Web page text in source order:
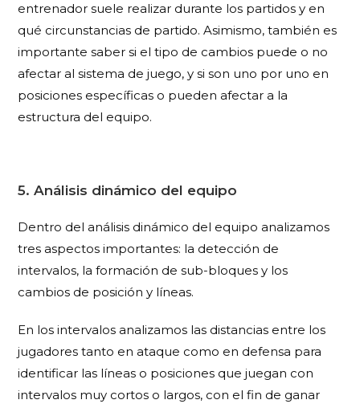
entrenador suele realizar durante los partidos y en
qué circunstancias de partido. Asimismo, también es
importante saber si el tipo de cambios puede o no
afectar al sistema de juego, y si son uno por uno en
posiciones específicas o pueden afectar a la
estructura del equipo.
5. Análisis dinámico del equipo
Dentro del análisis dinámico del equipo analizamos
tres aspectos importantes: la detección de
intervalos, la formación de sub-bloques y los
cambios de posición y líneas.
En losintervalos analizamos las distancias entre los
jugadores tanto en ataque como en defensa para
identificar las líneas o posiciones que juegan con
intervalos muy cortos o largos, con el fin de ganar